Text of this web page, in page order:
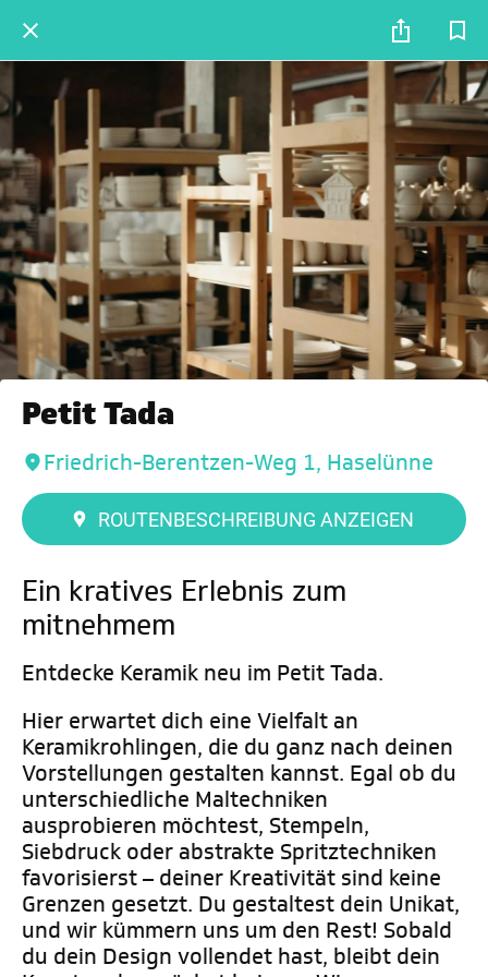
Petit Tada
Friedrich-Berentzen-Weg 1, Haselünne
ROUTENBESCHREIBUNG ANZEIGEN
Ein kratives Erlebnis zum
mitnehmem
Entdecke Keramik neu im Petit Tada.
Hier erwartet dich eine Vielfalt an
Keramikrohlingen, die du ganz nach deinen
Vorstellungen gestalten kannst. Egal ob du
unterschiedliche Maltechniken
ausprobieren möchtest, Stempeln,
Siebdruck oder abstrakte Spritztechniken
favorisierst – deiner Kreativität sind keine
Grenzen gesetzt. Du gestaltest dein Unikat,
und wir kümmern uns um den Rest! Sobald
du dein Design vollendet hast, bleibt dein